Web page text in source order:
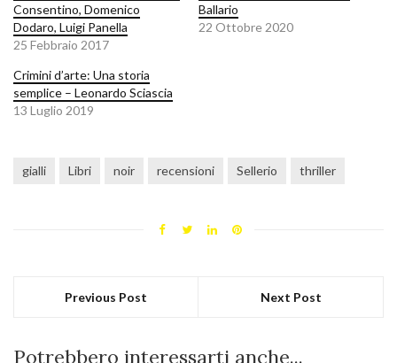
Consentino, Domenico
Dodaro, Luigi Panella
25 Febbraio 2017
Ballario
22 Ottobre 2020
Crimini d’arte: Una storia
semplice – Leonardo Sciascia
13 Luglio 2019
gialli Libri noir recensioni Sellerio thriller
Previous Post Next Post
Potrebbero interessarti anche...